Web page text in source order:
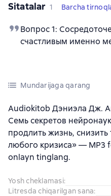
Sitatalar 1 Barcha
Вопрос 1:
счастливым именно
Mundarijaga qarang
Audiokitob Дэниэла Дж.
Семь секретов
продлить жизнь,
любого кризиса» — MP3
onlayn tinglang.
Yosh cheklamasi:
Litresda chiqarilgan sana: